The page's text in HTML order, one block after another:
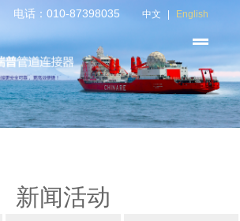
电话：010-87398035 中文 English
新闻活动